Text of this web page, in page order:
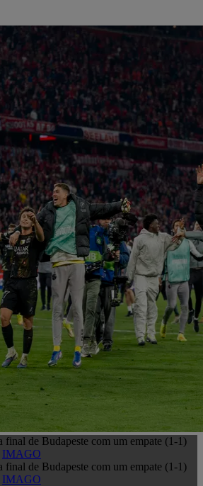
final de Budapeste com um empate (1-1)
IMAGO
final de Budapeste com um empate (1-1)
IMAGO